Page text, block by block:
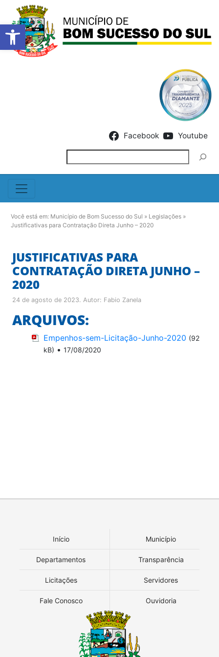
Barra de Ferramentas
Facebook Youtube
Você está em: Município de Bom Sucesso do Sul » Legislações »
Justificativas para Contratação Direta Junho – 2020
JUSTIFICATIVAS PARA
CONTRATAÇÃO DIRETA JUNHO –
2020
24 de agosto de 2023. Autor: Fabio Zanela
ARQUIVOS:
Empenhos-sem-Licitação-Junho-2020 (92
kB) • 17/08/2020
Início Município
Departamentos Transparência
Licitações Servidores
Fale Conosco Ouvidoria